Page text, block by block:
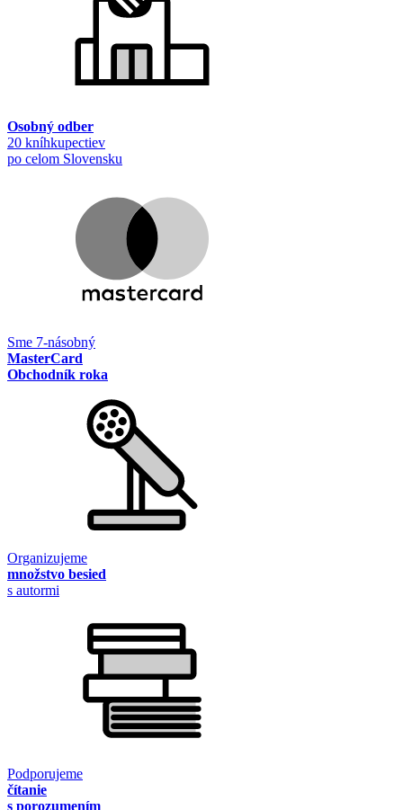
Osobný odber
20 kníhkupectiev
po celom Slovensku
Sme 7-násobný
MasterCard
Obchodník roka
Organizujeme
množstvo besied
s autormi
Podporujeme
čítanie
s porozumením